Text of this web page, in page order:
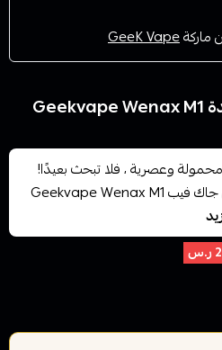
ماركةGeeK Vape
وعصرية ، فلا تبحث بعيدًا!
جهاز سحبة وينكس ام ون من جاك فيب Geekvape Wenax M1